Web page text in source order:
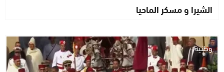
الشيرا و مسكر الماحيا
وطنية